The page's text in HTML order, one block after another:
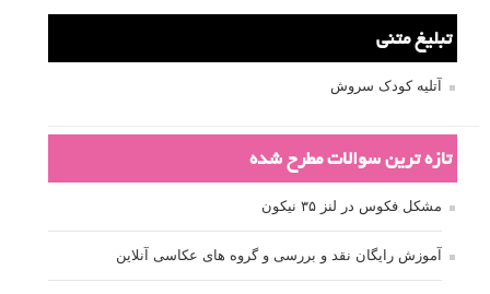
تبلیغ متنی
آتلیه کودک سروش
تازه ترین سوالات مطرح شده
مشکل فکوس در لنز ۳۵ نیکون
آموزش رایگان نقد و بررسی و گروه های عکاسی آنلاین